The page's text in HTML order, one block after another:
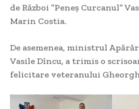
de Război ”Peneș Curcanul”
Marin Costia.
De asemenea, ministrul
Vasile Dîncu, a trimis o
felicitare veteranului